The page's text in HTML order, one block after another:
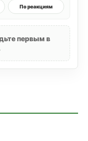
По реакциям
первым в